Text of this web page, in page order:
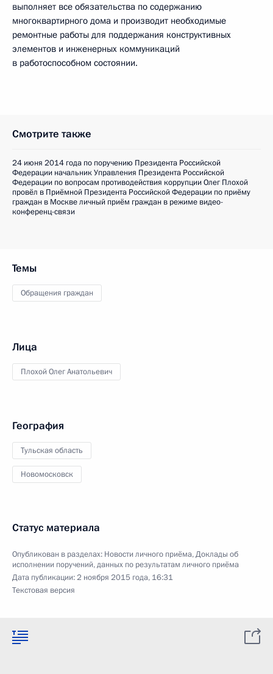
выполняет все обязательства по содержанию
многоквартирного дома и производит необходимые
ремонтные работы для поддержания конструктивных
элементов и инженерных коммуникаций
в работоспособном состоянии.
Смотрите также
24 июня 2014 года по поручению Президента Российской
Федерации начальник Управления Президента Российской
Федерации по вопросам противодействия коррупции Олег Плохой
провёл в Приёмной Президента Российской Федерации по приёму
граждан в Москве личный приём граждан в режиме видео-
конференц-связи
Темы
Обращения граждан
Лица
Плохой Олег Анатольевич
География
Тульская область
Новомосковск
Статус материала
Опубликован в разделах: Новости личного приёма,Доклады об
исполнении поручений, данных по результатам личного приёма
Дата публикации:2 ноября 2015 года, 16:31
Текстовая версия